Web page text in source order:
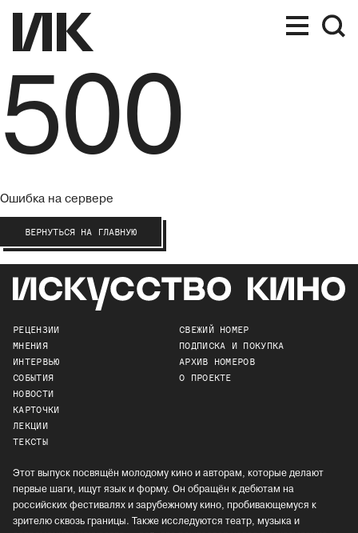
500
Ошибка на сервере
ВЕРНУТЬСЯ НА ГЛАВНУЮ
РЕЦЕНЗИИ
МНЕНИЯ
ИНТЕРВЬЮ
СОБЫТИЯ
НОВОСТИ
КАРТОЧКИ
ЛЕКЦИИ
ТЕКСТЫ
СВЕЖИЙ НОМЕР
ПОДПИСКА И ПОКУПКА
АРХИВ НОМЕРОВ
О ПРОЕКТЕ
Этот выпуск посвящён молодому кино и авторам, которые делают
первые шаги, ищут язык и форму. Он обращён к дебютам на
российских фестивалях и зарубежному кино, пробивающемуся к
зрителю сквозь границы. Также исследуются театр, музыка и